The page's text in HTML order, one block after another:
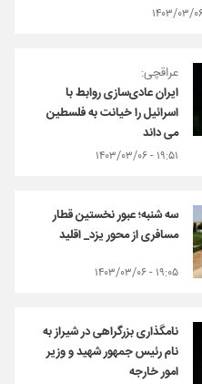
عراقچی:
ایران عادی‌سازی روابط با
اسرائیل را خیانت به فلسطین
می داند
۱۹:۵۱ - ۱۴۰۳/۰۳/۰۶
سه شنبه؛ عبور نخستین قطار
مسافری از محور یزد_ اقلید
۱۹:۰۵ - ۱۴۰۳/۰۳/۰۶
نامگذاری بزرگراهی در شیراز به
نام رئیس جمهور شهید و وزیر
امور خارجه